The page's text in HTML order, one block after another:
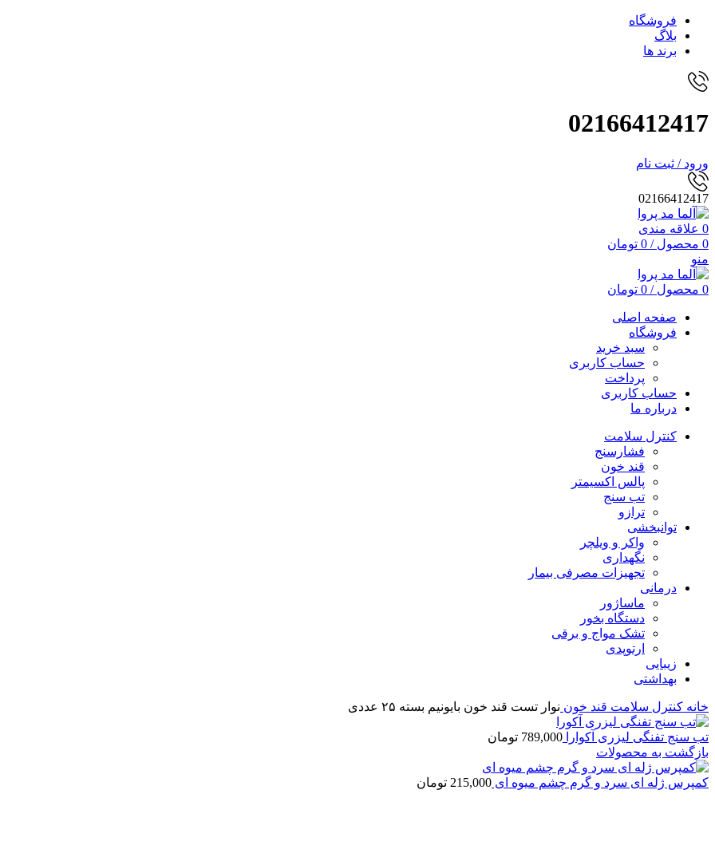
فروشگاه
بلاگ
برند ها
02166412417
ورود / ثبت نام
02166412417
0 علاقه مندی
0 محصول /
0 تومان
منو
0 محصول /
0 تومان
صفحه اصلی
فروشگاه
سبد خرید
حساب کاربری
پرداخت
حساب کاربری
درباره ما
کنترل سلامت
فشارسنج
قند خون
پالس اکسیمتر
تب سنج
ترازو
توانبخشی
واکر و ویلچر
نگهداری
تجهیزات مصرفی بیمار
درمانی
ماساژور
دستگاه بخور
تشک مواج و برقی
ارتوپدی
زیبایی
بهداشتی
خانه کنترل سلامت قند خون نوار تست قند خون بایونیم بسته ۲۵ عددی
تب سنج تفنگی لیزری آکوارا 789,000 تومان
بازگشت به محصولات
کمپرس ژله ای سرد و گرم چشم میوه ای 215,000 تومان